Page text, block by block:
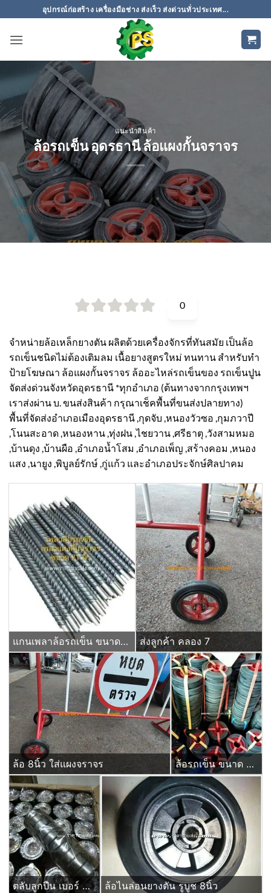
ไป
อุปกรณ์ก่อสร้าง เครื่องมือช่าง ส่งเร็ว ส่งด่วนทั่วประเทศ...
แนะนำสินค้า
ล้อรถเข็น อุดรธานี ล้อแผงกั้นจราจร
0
จำหน่ายล้อเหล็กยางตัน ผลิตด้วยเครื่องจักรที่ทันสมัย เป็นล้อ
รถเข็นชนิดไม่ต้องเติมลม เนื้อยางสูตรใหม่ ทนทาน สำหรับทำ
ป้ายโฆษณา ล้อแผงกั้นจราจร ล้ออะไหล่รถเข็นของ รถเข็นปูน
จัดส่งด่วนจังหวัดอุดรธานี *ทุกอำเภอ (ต้นทางจากกรุงเทพฯ
เราส่งผ่าน บ. ขนส่งสินค้า กรุณาเช็คพื้นที่ขนส่งปลายทาง)
พื้นที่จัดส่งอำเภอเมืองอุดรธานี ,กุดจับ ,หนองวัวซอ ,กุมภวาปี
,โนนสะอาด ,หนองหาน ,ทุ่งฝน ,ไชยวาน ,ศรีธาตุ ,วังสามหมอ
,บ้านดุง ,บ้านผือ ,อำเภอน้ำโสม ,อำเภอเพ็ญ ,สร้างคอม ,หนอง
แสง ,นายูง ,พิบูลย์รักษ์ ,กู่แก้ว และอำเภอประจักษ์ศิลปาคม
แกนเพลาล้อรถเข็น ขนาด 21 นิ้ว แบบกิ๊ปล๊อค (เจาะรูปลาย) ส่งลูกค้า คลอง 7
ล้อ 8นิ้ว ใส่แผงจราจร ล้อรถเข็น ขนาด 6 นิ้ว ลูกล้อยางตัน สำหรับใส่แผงกั้นจราจร ป้ายหยุดตรวจ ชนิดมีบ่าใส่ตลับลูกปืน
ตลับลูกปืน เบอร์ 6204zz ยกลัง 250ลูก ล้อไนล่อนยางตัน รูบูช 8นิ้ว